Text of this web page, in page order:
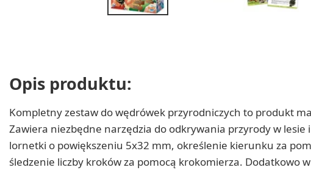
Opis produktu:
Kompletny zestaw do wędrówek przyrodniczych to produkt
Zawiera niezbędne narzędzia do odkrywania przyrody w
lornetki o powiększeniu 5x32 mm, określenie kierunku za
śledzenie liczby kroków za pomocą krokomierza. Dodatkowo